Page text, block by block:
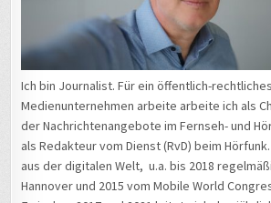
Ich bin Journalist. Für ein öffentlich-rechtliches
Medienunternehmen arbeite arbeite ich als
der Nachrichtenangebote im Fernseh- und
als Redakteur vom Dienst (RvD) beim
aus der digitalen Welt, u.a. bis 2018
Hannover und 2015 vom Mobile World